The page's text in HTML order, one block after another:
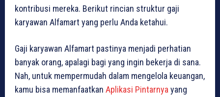
kontribusi mereka. Berikut rincian struktur gaji
karyawan Alfamart yang perlu Anda ketahui.
Gaji karyawan Alfamart pastinya menjadi perhatian
banyak orang, apalagi bagi yang ingin bekerja di sana.
Nah, untuk mempermudah dalam mengelola keuangan,
kamu bisa memanfaatkan Aplikasi Pintarnya yang